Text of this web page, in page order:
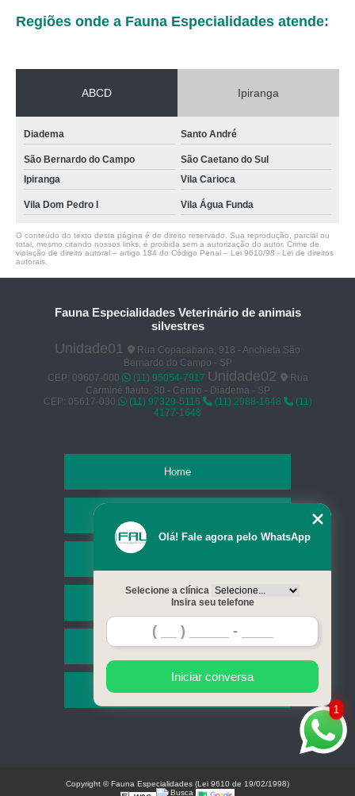
Regiões onde a Fauna Especialidades atende:
ABCD Ipiranga
Diadema Santo André
São Bernardo do Campo
São Caetano do Sul
Ipiranga
Vila Carioca
Vila Dom Pedro I Vila Água Funda
O conteúdo do texto desta página é de direito reservado. Sua reprodução, parcial ou
total, mesmo citando nossos links, é proibida sem a autorização do autor. Crime de
violação de direito autoral – artigo 184 do Código Penal – Lei 9610/98 - Lei de direitos
autorais
Fauna Especialidades Veterinário de animais
silvestres
Unidade01
Rua Copacabana, 918 - Anchieta São
Bernardo do Campo - SP
CEP: 09607-000
(11) 95054-7917 Unidade02
Rua
Carminé flauto, 30 - Centro - Diadema - SP
CEP: 05617-030
(11) 97329-5116 (11) 2988-1648
(11)
4177-1648
Home
Serviços
Contato
Mapa do site
1
Olá! Fale agora pelo WhatsApp
Selecione a clínica
Insira seu telefone
Iniciar conversa
Copyright © Fauna Especialidades (Lei 9610 de 19/02/1998)